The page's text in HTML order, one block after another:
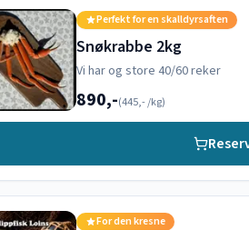
Perfekt for en skalldyrsaften
Snøkrabbe 2kg
Vi har og store 40/60 reker
890,-(445,-/kg)
For den kresne